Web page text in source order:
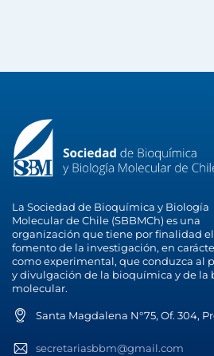
La Sociedad de Bioquímica y Biología
Molecular de Chile (SBBMCh) es una
organización que tiene por finalidad el
fomento de la investigación, en
como experimental, que conduzca al
y divulgación de la bioquímica y de la
molecular.
Santa Magdalena N°75, Of. 304,
secretariasbbm@gmail.com